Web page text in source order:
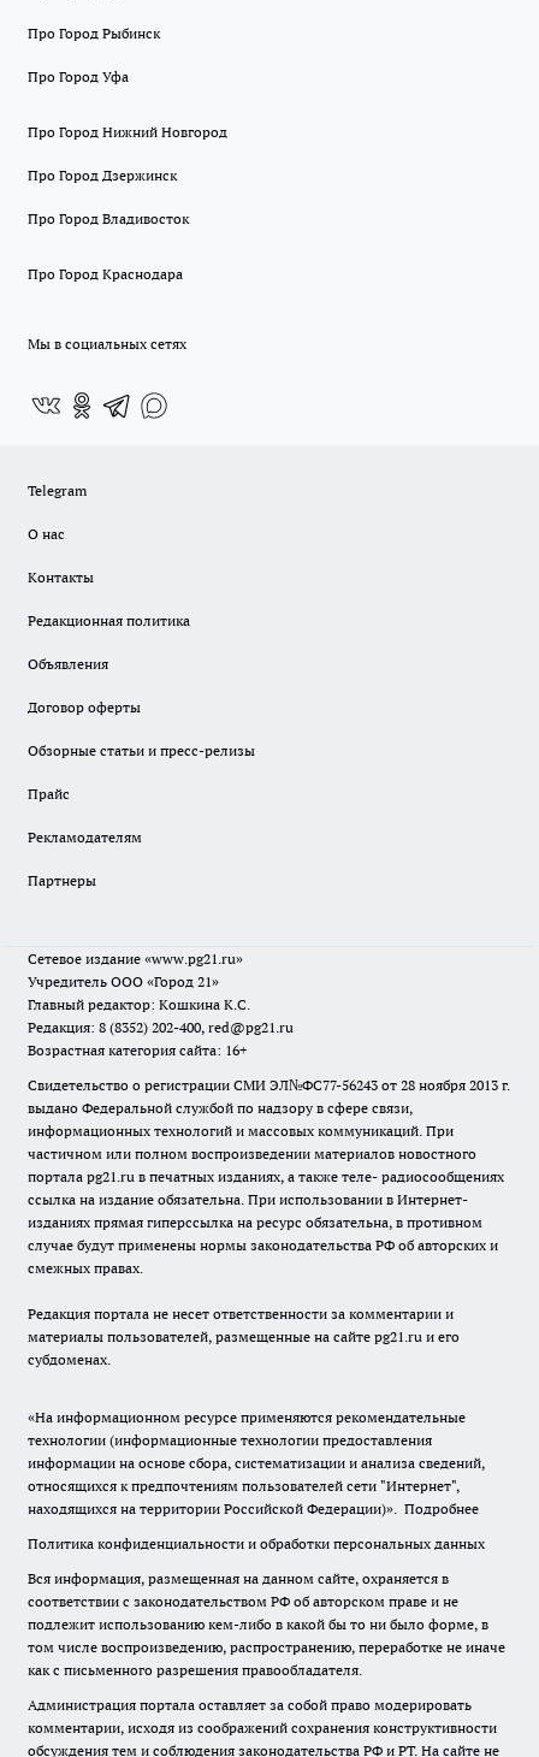
Про Город Рыбинск
Про Город Уфа
Про Город Нижний Новгород
Про Город Дзержинск
Про Город Владивосток
Про Город Краснодара
Мы в социальных сетях
Telegram
О нас
Контакты
Редакционная политика
Объявления
Договор оферты
Обзорные статьи и пресс-релизы
Прайс
Рекламодателям
Партнеры
Сетевое издание «www.pg21.ru»
Учредитель ООО «Город 21»
Главный редактор: Кошкина К.С.
Редакция: 8 (8352) 202-400, red@pg21.ru
Возрастная категория сайта: 16+
Свидетельство о регистрации СМИ ЭЛ№ФС77-56243 от 28 ноября 2013 г.
выдано Федеральной службой по надзору в сфере связи,
информационных технологий и массовых коммуникаций. При
частичном или полном воспроизведении материалов новостного
портала pg21.ru в печатных изданиях, а также теле- радиосообщениях
ссылка на издание обязательна. При использовании в Интернет-
изданиях прямая гиперссылка на ресурс обязательна, в противном
случае будут применены нормы законодательства РФ об авторских и
смежных правах.
Редакция портала не несет ответственности за комментарии и
материалы пользователей, размещенные на сайте pg21.ru и его
субдоменах.
«На информационном ресурсе применяются рекомендательные
технологии (информационные технологии предоставления
информации на основе сбора, систематизации и анализа сведений,
относящихся к предпочтениям пользователей сети "Интернет",
находящихся на территории Российской Федерации)». Подробнее
Политика конфиденциальности и обработки персональных данных
Вся информация, размещенная на данном сайте, охраняется в
соответствии с законодательством РФ об авторском праве и не
подлежит использованию кем-либо в какой бы то ни было форме, в
том числе воспроизведению, распространению, переработке не иначе
как с письменного разрешения правообладателя.
Администрация портала оставляет за собой право модерировать
комментарии, исходя из соображений сохранения конструктивности
обсуждения тем и соблюдения законодательства РФ и РТ. На сайте не